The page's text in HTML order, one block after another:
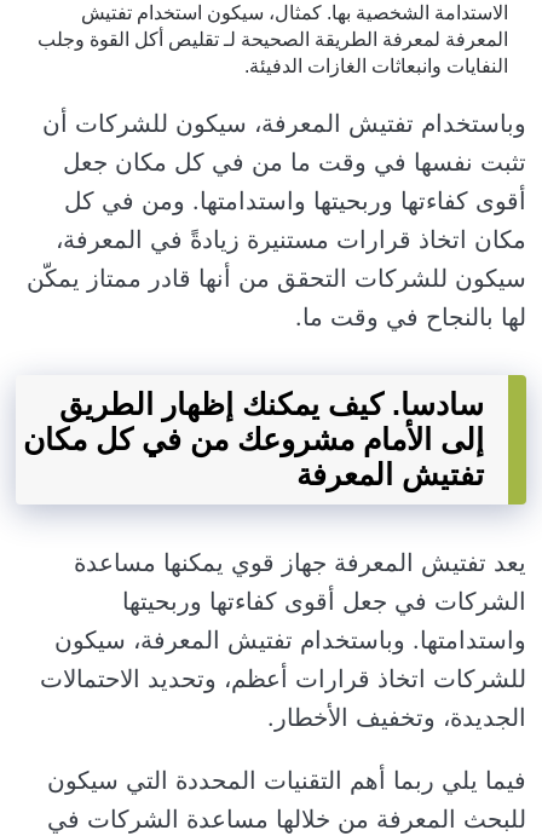
الاستدامة الشخصية بها. كمثال، سيكون استخدام تفتيش
المعرفة لمعرفة الطريقة الصحيحة لـ تقليص أكل القوة وجلب
النفايات وانبعاثات الغازات الدفيئة.
وباستخدام تفتيش المعرفة، سيكون للشركات أن
تثبت نفسها في وقت ما من في كل مكان جعل
أقوى كفاءتها وربحيتها واستدامتها. ومن في كل
مكان اتخاذ قرارات مستنيرة زيادةً في المعرفة،
سيكون للشركات التحقق من أنها قادر ممتاز يمكّن
لها بالنجاح في وقت ما.
سادسا. كيف يمكنك إظهار الطريق
إلى الأمام مشروعك من في كل مكان
تفتيش المعرفة
يعد تفتيش المعرفة جهاز قوي يمكنها مساعدة
الشركات في جعل أقوى كفاءتها وربحيتها
واستدامتها. وباستخدام تفتيش المعرفة، سيكون
للشركات اتخاذ قرارات أعظم، وتحديد الاحتمالات
الجديدة، وتخفيف الأخطار.
فيما يلي ربما أهم التقنيات المحددة التي سيكون
للبحث المعرفة من خلالها مساعدة الشركات في